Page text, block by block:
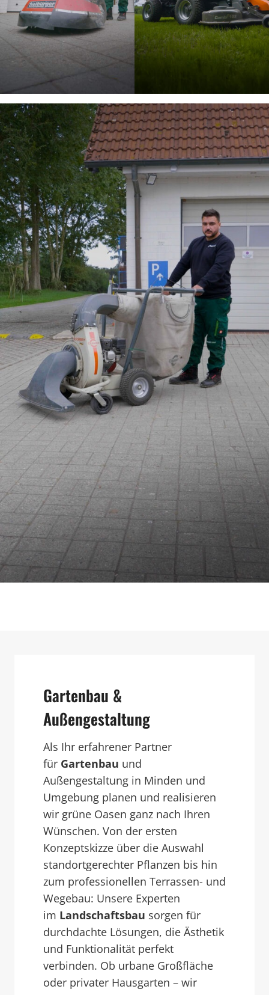
Gartenbau &
Außengestaltung
Als Ihr erfahrener Partner
für Gartenbau und
Außengestaltung in Minden und
Umgebung planen und realisieren
wir grüne Oasen ganz nach Ihren
Wünschen. Von der ersten
Konzeptskizze über die Auswahl
standortgerechter Pflanzen bis hin
zum professionellen Terrassen- und
Wegebau: Unsere Experten
im Landschaftsbau sorgen für
durchdachte Lösungen, die Ästhetik
und Funktionalität perfekt
verbinden. Ob urbane Großfläche
oder privater Hausgarten – wir